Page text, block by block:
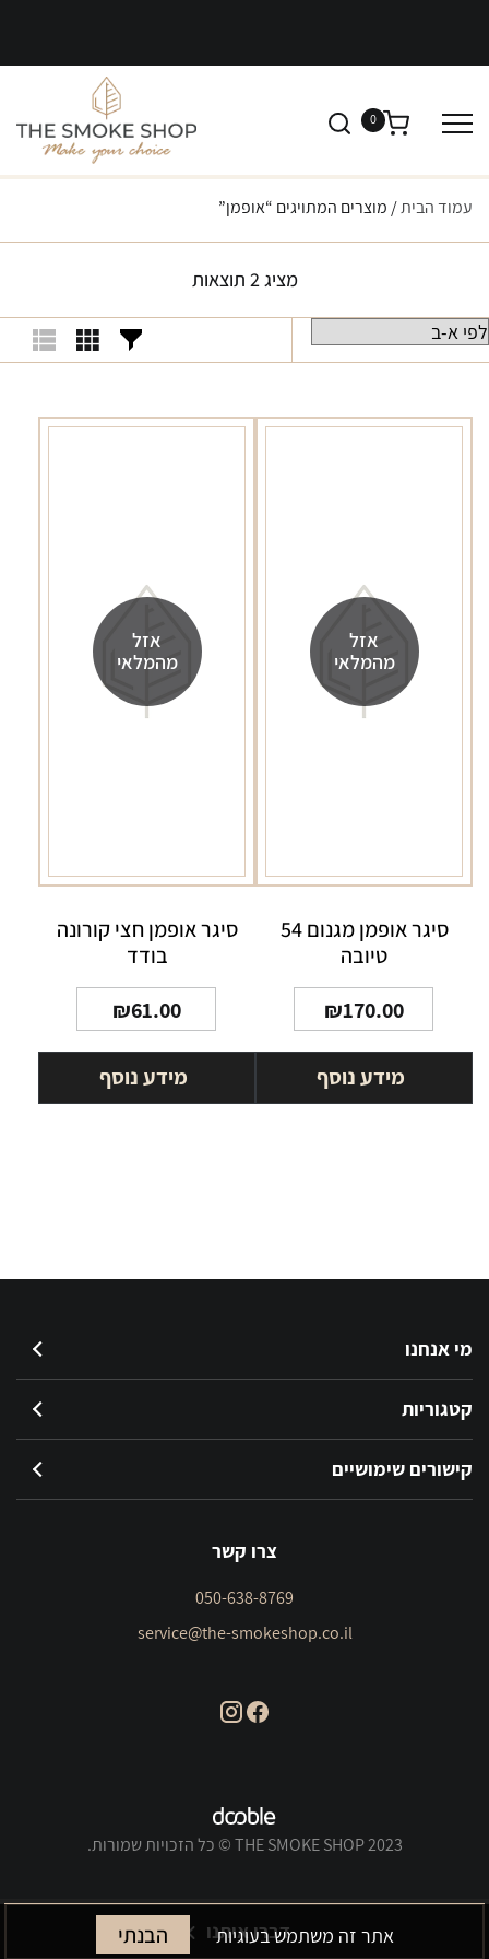
0
דברו איתנו
עמוד הבית/ מוצרים המתויגים “אופמן”
מציג 2 תוצאות
אזל
מהמלאי
סיגר אופמן מגנום 54
טיובה
₪170.00
מידע נוסף
אזל
מהמלאי
סיגר אופמן חצי קורונה
בודד
₪61.00
מידע נוסף
מי אנחנו
קטגוריות
קישורים שימושיים
צרו קשר
050-638-8769
service@the-smokeshop.co.il
THE SMOKE SHOP 2023 © כל הזכויות שמורות.
אתר זה משתמש בעוגיות הבנתי